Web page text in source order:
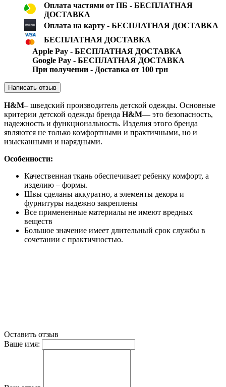
Оплата частями от ПБ - БЕСПЛАТНАЯ
ДОСТАВКА
Оплата на карту - БЕСПЛАТНАЯ ДОСТАВКА
БЕСПЛАТНАЯ ДОСТАВКА
Apple Pay - БЕСПЛАТНАЯ ДОСТАВКА
Google Pay - БЕСПЛАТНАЯ ДОСТАВКА
При получении - Доставка от 100 грн
Написать отзыв
H&M– шведский производитель детской одежды. Основные
критерии детской одежды бренда H&M— это безопасность,
надежность и функциональность. Изделия этого бренда
являются не только комфортными и практичными, но и
изысканными и нарядными.
Особенности:
Качественная ткань обеспечивает ребенку комфорт, а
изделию – формы.
Швы сделаны аккуратно, а элементы декора и
фурнитуры надежно закреплены
Все примененные материалы не имеют вредных
веществ
Большое значение имеет длительный срок службы в
сочетании с практичностью.
Оставить отзыв
Ваше имя: